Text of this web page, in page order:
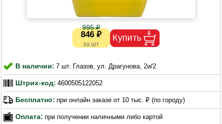
846 ₽
995 ₽
В наличии: 7 шт. Глазов, ул. Драгунова, 2и/2
Штрих-код: 4600505122052
Бесплатно: при онлайн заказе от 10 тыс. ₽ (по городу)
Оплата: при получении наличными либо картой